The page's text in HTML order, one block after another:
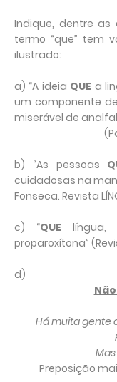
Indique, dentre as
termo “que” tem
ilustrado:
a) “A ideia QUE a
um componente
miserável de
b) “As pessoas
cuidadosas na
Fonseca. Revista
c) “QUE língua,
proparoxítona”
d)
Há muita gente
Preposição